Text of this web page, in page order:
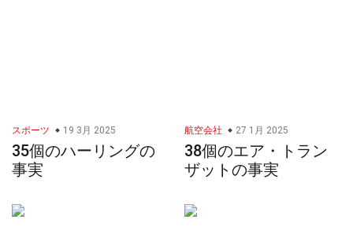
スポーツ 19 3月 2025
35個のハーリングの
事実
航空会社 27 1月 2025
38個のエア・トラン
ザットの事実